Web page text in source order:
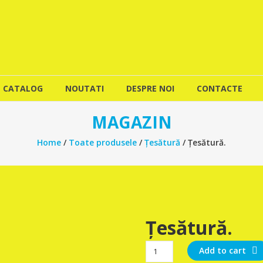
CATALOG NOUTATI DESPRE NOI CONTACTE
MAGAZIN
Home / Toate produsele /Țesătură / Țesătură.
Țesătură.
Țesătură.
quantity
Add to cart